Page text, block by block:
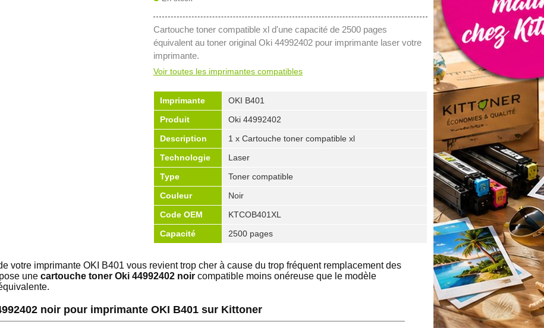
Cartouche toner compatible xl d'une capacité de 2500 pages
équivalent au toner original Oki 44992402 pour imprimante laser votre
imprimante.
Voir toutes les imprimantes compatibles
Imprimante
OKI B401
Produit
Oki 44992402
Description
1 x Cartouche toner compatible xl
Technologie
Laser
Type
Toner compatible
Couleur
Noir
Code OEM
KTCOB401XL
Capacité
2500 pages
votre imprimante OKI B401 vous revient trop cher à cause du trop fréquent remplacement des
une cartouche toner Oki 44992402 noir compatible moins onéreuse que le modèle
noir pour imprimante OKI B401 sur Kittoner